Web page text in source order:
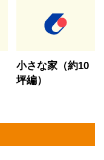
小さな家（約10
坪編）